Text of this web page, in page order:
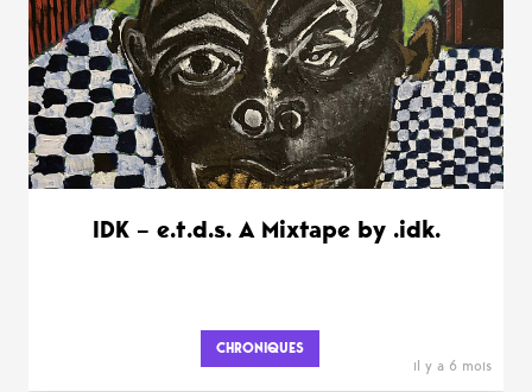
IDK – e.t.d.s. A Mixtape by .idk.
CHRONIQUES
il y a 6 mois